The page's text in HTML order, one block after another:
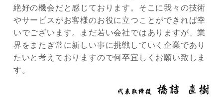
絶好の機会だと感じております。そこに我々の技術
やサービスがお客様のお役に立つことができれば幸
いでございます。まだ若い会社ではありますが、業
界をまたぎ常に新しい事に挑戦していく企業であり
たいと考えておりますので何卒宜しくお願い致しま
す。